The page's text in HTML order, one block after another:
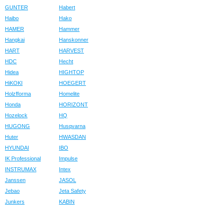
GUNTER
Habert
Haibo
Hako
HAMER
Hammer
Hangkai
Hanskonner
HART
HARVEST
HDC
Hecht
Hidea
HIGHTOP
HiKOKI
HOEGERT
Holzfforma
Homelite
Honda
HORIZONT
Hozelock
HQ
HUGONG
Husqvarna
Huter
HWASDAN
HYUNDAI
IBO
IK Professional
Impulse
INSTRUMAX
Intex
Janssen
JASOL
Jebao
Jeta Safety
Junkers
KABIN